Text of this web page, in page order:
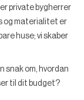
private bygherrer
og materialitet er
huse; vi skaber
snak om, hvordan
til dit budget?